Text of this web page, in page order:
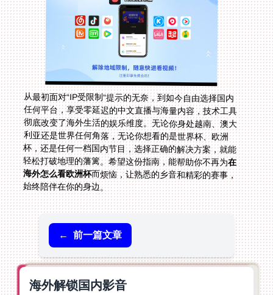
从最初面对“IP受限制”提示的无奈，到如今自由选择国内
任何平台，享受零延迟的中文直播与海量内容，技术工具
彻底改变了海外生活的娱乐维度。无论你身处越南、澳大
利亚还是世界任何角落，无论你想看的是世界杯、欧洲
杯，还是任何一档国内节目，选择正确的解决方案，就能
轻松打破地理的藩篱。希望这份指南，能帮助你不再为在
海外怎么看欧洲杯而烦恼，让熟悉的乡音和精彩的赛事，
始终陪伴在你的身边。
← 前一篇文章
海外解锁国内影音